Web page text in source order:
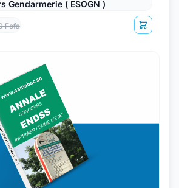
Gendarmerie ( ESOGN )
Fcfa